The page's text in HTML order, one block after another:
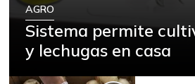
AGRO
Sistema permite
y lechugas en casa